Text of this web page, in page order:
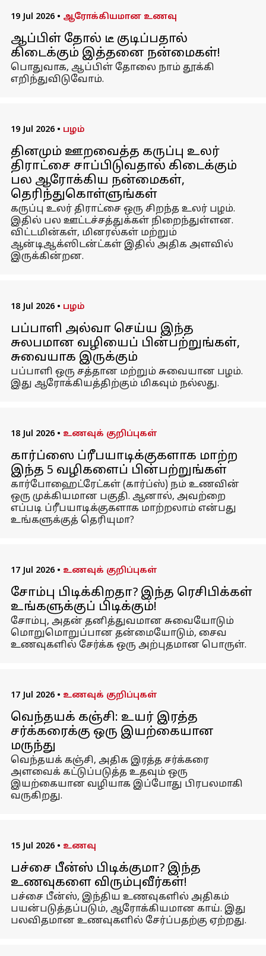
19 Jul 2026 • ஆரோக்கியமான உணவு
ஆப்பிள் தோல் டீ குடிப்பதால்
கிடைக்கும் இத்தனை நன்மைகள்!
பொதுவாக, ஆப்பிள் தோலை நாம் தூக்கி
எறிந்துவிடுவோம்.
19 Jul 2026 • பழம்
தினமும் ஊறவைத்த கருப்பு உலர்
திராட்சை சாப்பிடுவதால் கிடைக்கும்
பல ஆரோக்கிய நன்மைகள்,
தெரிந்துகொள்ளுங்கள்
கருப்பு உலர் திராட்சை ஒரு சிறந்த உலர் பழம்.
இதில் பல ஊட்டச்சத்துக்கள் நிறைந்துள்ளன.
விட்டமின்கள், மினரல்கள் மற்றும்
ஆன்டிஆக்ஸிடன்ட்கள் இதில் அதிக அளவில்
இருக்கின்றன.
18 Jul 2026 • பழம்
பப்பாளி அல்வா செய்ய இந்த
சுலபமான வழியைப் பின்பற்றுங்கள்,
சுவையாக இருக்கும்
பப்பாளி ஒரு சத்தான மற்றும் சுவையான பழம்.
இது ஆரோக்கியத்திற்கும் மிகவும் நல்லது.
18 Jul 2026 • உணவுக் குறிப்புகள்
கார்ப்ஸை ப்ரீபயாடிக்குகளாக மாற்ற
இந்த 5 வழிகளைப் பின்பற்றுங்கள்
கார்போஹைட்ரேட்கள் (கார்ப்ஸ்) நம் உணவின்
ஒரு முக்கியமான பகுதி. ஆனால், அவற்றை
எப்படி ப்ரீபயாடிக்குகளாக மாற்றலாம் என்பது
உங்களுக்குத் தெரியுமா?
17 Jul 2026 • உணவுக் குறிப்புகள்
சோம்பு பிடிக்கிறதா? இந்த ரெசிபிக்கள்
உங்களுக்குப் பிடிக்கும்!
சோம்பு, அதன் தனித்துவமான சுவையோடும்
மொறுமொறுப்பான தன்மையோடும், சைவ
உணவுகளில் சேர்க்க ஒரு அற்புதமான பொருள்.
17 Jul 2026 • உணவுக் குறிப்புகள்
வெந்தயக் கஞ்சி: உயர் இரத்த
சர்க்கரைக்கு ஒரு இயற்கையான
மருந்து
வெந்தயக் கஞ்சி, அதிக இரத்த சர்க்கரை
அளவைக் கட்டுப்படுத்த உதவும் ஒரு
இயற்கையான வழியாக இப்போது பிரபலமாகி
வருகிறது.
15 Jul 2026 • உணவு
பச்சை பீன்ஸ் பிடிக்குமா? இந்த
உணவுகளை விரும்புவீர்கள்!
பச்சை பீன்ஸ், இந்திய உணவுகளில் அதிகம்
பயன்படுத்தப்படும், ஆரோக்கியமான காய். இது
பலவிதமான உணவுகளில் சேர்ப்பதற்கு ஏற்றது.